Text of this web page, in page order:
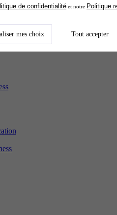
les plus
de confidentialité et notre Politique
mes choix Tout accepter